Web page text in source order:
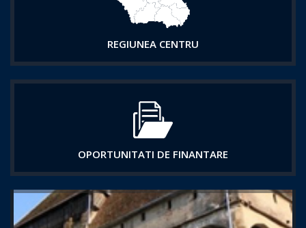
REGIUNEA CENTRU
OPORTUNITATI DE FINANTARE